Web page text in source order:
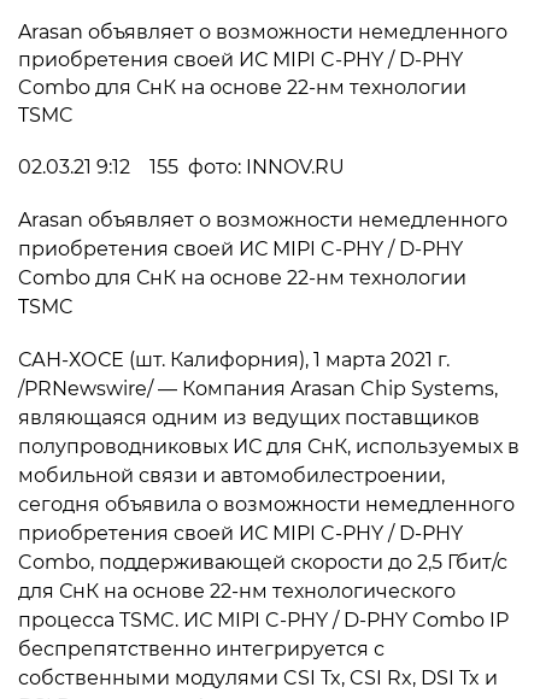
Arasan объявляет о возможности немедленного
приобретения своей ИС MIPI C-PHY / D-PHY
Combo для СнК на основе 22-нм технологии
TSMC
02.03.21 9:12 155 фото: INNOV.RU
Arasan объявляет о возможности немедленного
приобретения своей ИС MIPI C-PHY / D-PHY
Combo для СнК на основе 22-нм технологии
TSMC
САН-ХОСЕ (шт. Калифорния), 1 марта 2021 г.
/PRNewswire/ — Компания Arasan Chip Systems,
являющаяся одним из ведущих поставщиков
полупроводниковых ИС для СнК, используемых в
мобильной связи и автомобилестроении,
сегодня объявила о возможности немедленного
приобретения своей ИС MIPI C-PHY / D-PHY
Combo, поддерживающей скорости до 2,5 Гбит/с
для СнК на основе 22-нм технологического
процесса TSMC. ИС MIPI C-PHY / D-PHY Combo IP
беспрепятственно интегрируется с
собственными модулями CSI Tx, CSI Rx, DSI Tx и